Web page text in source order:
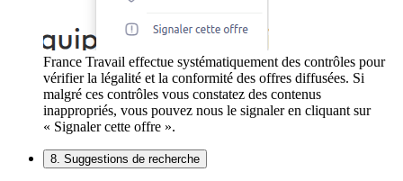
France Travail effectue systématiquement des contrôles pour
vérifier la légalité et la conformité des offres diffusées. Si
malgré ces contrôles vous constatez des contenus
inappropriés, vous pouvez nous le signaler en cliquant sur
« Signaler cette offre ».
8. Suggestions de recherche